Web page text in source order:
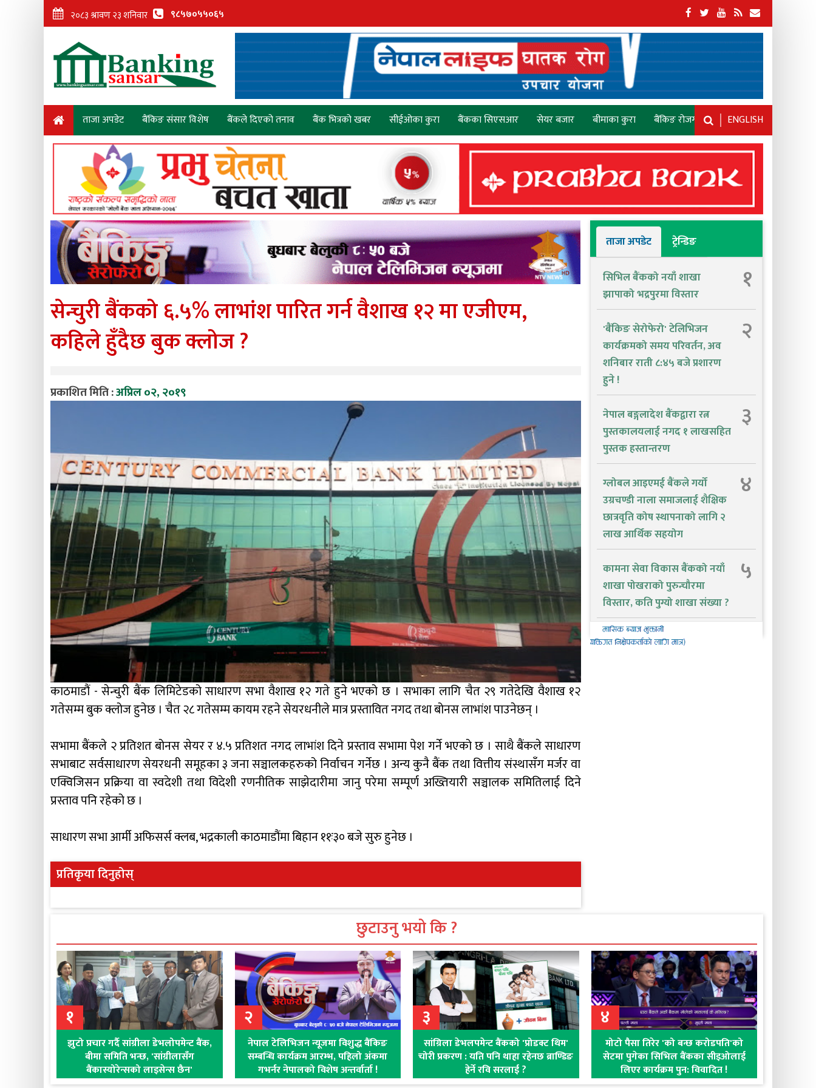
९८५७०५५०६५
ताजा अपडेट बैंकिङ संसार विशेष बैंकले दिएको तनाव बैंक भित्रको खबर सीईओका कुरा बैंकका सिएसआर सेयर बजार बीमाका कुरा बैंकिङ रोजगारी ENGLISH
सेन्चुरी बैंकको ६.५% लाभांश पारित गर्न वैशाख १२ मा एजीएम,
कहिले हुँदैछ बुक क्लोज ?
प्रकाशित मिति :अप्रिल ०२, २०१९
काठमाडौं - सेन्चुरी बैंक लिमिटेडको साधारण सभा वैशाख १२ गते हुने भएको छ । सभाका लागि चैत २९ गतेदेखि वैशाख १२
गतेसम्म बुक क्लोज हुनेछ । चैत २८ गतेसम्म कायम रहने सेयरधनीले मात्र प्रस्तावित नगद तथा बोनस लाभांश पाउनेछन् ।
सभामा बैंकले २ प्रतिशत बोनस सेयर र ४.५ प्रतिशत नगद लाभांश दिने प्रस्ताव सभामा पेश गर्ने भएको छ । साथै बैंकले साधारण
सभाबाट सर्वसाधारण सेयरधनी समूहका ३ जना सञ्चालकहरुको निर्वाचन गर्नेछ । अन्य कुनै बैंक तथा वित्तीय संस्थासँग मर्जर वा
एक्विजिसन प्रक्रिया वा स्वदेशी तथा विदेशी रणनीतिक साझेदारीमा जानु परेमा सम्पूर्ण अख्तियारी सञ्चालक समितिलाई दिने
प्रस्ताव पनि रहेको छ ।
साधारण सभा आर्मी अफिसर्स क्लब, भद्रकाली काठमाडौंमा बिहान ११ः३० बजे सुरु हुनेछ ।
प्रतिकृया दिनुहोस्
ताजा अपडेट ट्रेन्डिङ
सिभिल बैंकको नयाँ शाखा
झापाको भद्रपुरमा विस्तार
१
'बैंकिङ सेरोफेरो' टेलिभिजन
कार्यक्रमको समय परिवर्तन, अव
शनिबार राती ८:४५ बजे प्रशारण
हुने !
२
नेपाल बङ्गलादेश बैंकद्वारा रत्न
पुस्तकालयलाई नगद १ लाखसहित
पुस्तक हस्तान्तरण
३
ग्लोबल आइएमई बैंकले गर्यो
उग्रचण्डी नाला समाजलाई शैक्षिक
छात्रवृति कोष स्थापनाको लागि २
लाख आर्थिक सहयोग
४
कामना सेवा विकास बैंकको नयाँ
शाखा पोखराको पुरुन्चौरमा
विस्तार, कति पुग्यो शाखा संख्या ?
५
छुटाउनु भयो कि ?
१
झुटो प्रचार गर्दै सांग्रीला डेभलोपमेन्ट बैंक,
बीमा समिति भन्छ, 'सांग्रीलासँग
बैंकास्योरेन्सको लाइसेन्स छैन'
२
नेपाल टेलिभिजन न्यूजमा विशुद्ध बैंकिङ
सम्बन्धि कार्यक्रम आरम्भ, पहिलो अंकमा
गभर्नर नेपालको विशेष अन्तर्वार्ता !
३
सांग्रिला डेभलपमेन्ट बैंकको 'प्रोडक्ट थिम'
चोरी प्रकरण : यति पनि थाहा रहेनछ ब्राण्डिङ
हेर्ने रवि सरलाई ?
४
मोटो पैसा तिरेर 'को बन्छ करोडपति'को
सेटमा पुगेका सिभिल बैंकका सीइओलाई
लिएर कार्यक्रम पुन: विवादित !